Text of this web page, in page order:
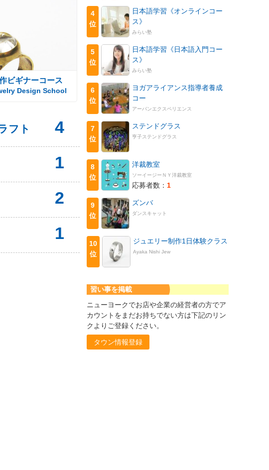
ビギナーコース
Design School
フト 4
1
2
1
4
位
日本語学習《オンラインコー
ス》
みらい塾
5
位
日本語学習《日本語入門コー
ス》
みらい塾
6
位
ヨガアライアンス指導者養成
コー
アーバンエクスペリエンス
7
位
ステンドグラス
亨子ステンドグラス
8
位
洋裁教室
ソーイージーＮＹ洋裁教室
応募者数： 1
9
位
ズンバ
ダンスキャット
10
位
ジュエリー制作1日体験クラス
Ayaka Nishi Jew
習い事を掲載
ニューヨークでお店や企業の経営者の方でア
カウントをまだお持ちでない方は下記のリン
クよりご登録ください。
タウン情報登録